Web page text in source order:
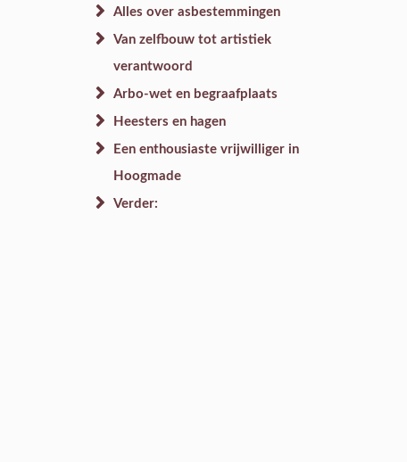
Alles over asbestemmingen
Van zelfbouw tot artistiek
verantwoord
Arbo-wet en begraafplaats
Heesters en hagen
Een enthousiaste vrijwilliger in
Hoogmade
Verder: